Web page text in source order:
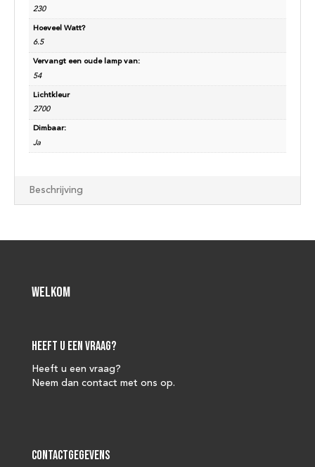
230
Hoeveel Watt?
6.5
Vervangt een oude lamp van:
54
Lichtkleur
2700
Dimbaar:
Ja
Beschrijving
Welkom
Heeft u een vraag?
Heeft u een vraag?
Neem dan contact met ons op.
Contactgegevens